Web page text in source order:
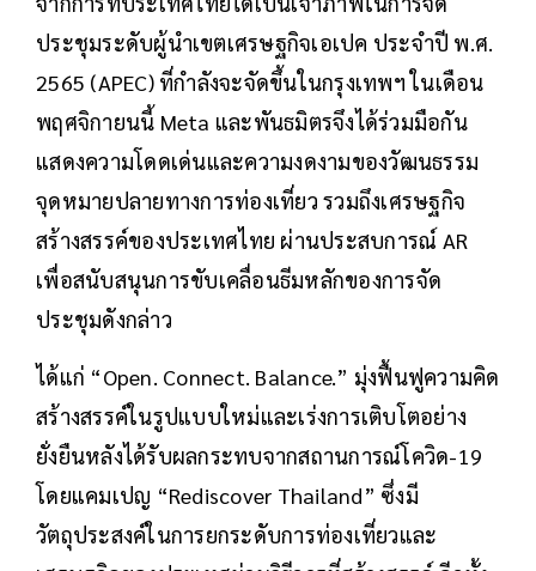
ประชุมระดับผู้นำเขตเศรษฐกิจเอเปค ประจำปี พ.ศ.
2565 (APEC) ที่กำลังจะจัดขึ้นในกรุงเทพฯ ในเดือน
พฤศจิกายนนี้ Meta และพันธมิตรจึงได้ร่วมมือกัน
แสดงความโดดเด่นและความงดงามของวัฒนธรรม
จุดหมายปลายทางการท่องเที่ยว รวมถึงเศรษฐกิจ
สร้างสรรค์ของประเทศไทย ผ่านประสบการณ์ AR
เพื่อสนับสนุนการขับเคลื่อนธีมหลักของการจัด
ประชุมดังกล่าว
ได้แก่ “Open. Connect. Balance.” มุ่งฟื้นฟูความคิด
สร้างสรรค์ในรูปแบบใหม่และเร่งการเติบโตอย่าง
ยั่งยืนหลังได้รับผลกระทบจากสถานการณ์โควิด-19
โดยแคมเปญ “Rediscover Thailand” ซึ่งมี
วัตถุประสงค์ในการยกระดับการท่องเที่ยวและ